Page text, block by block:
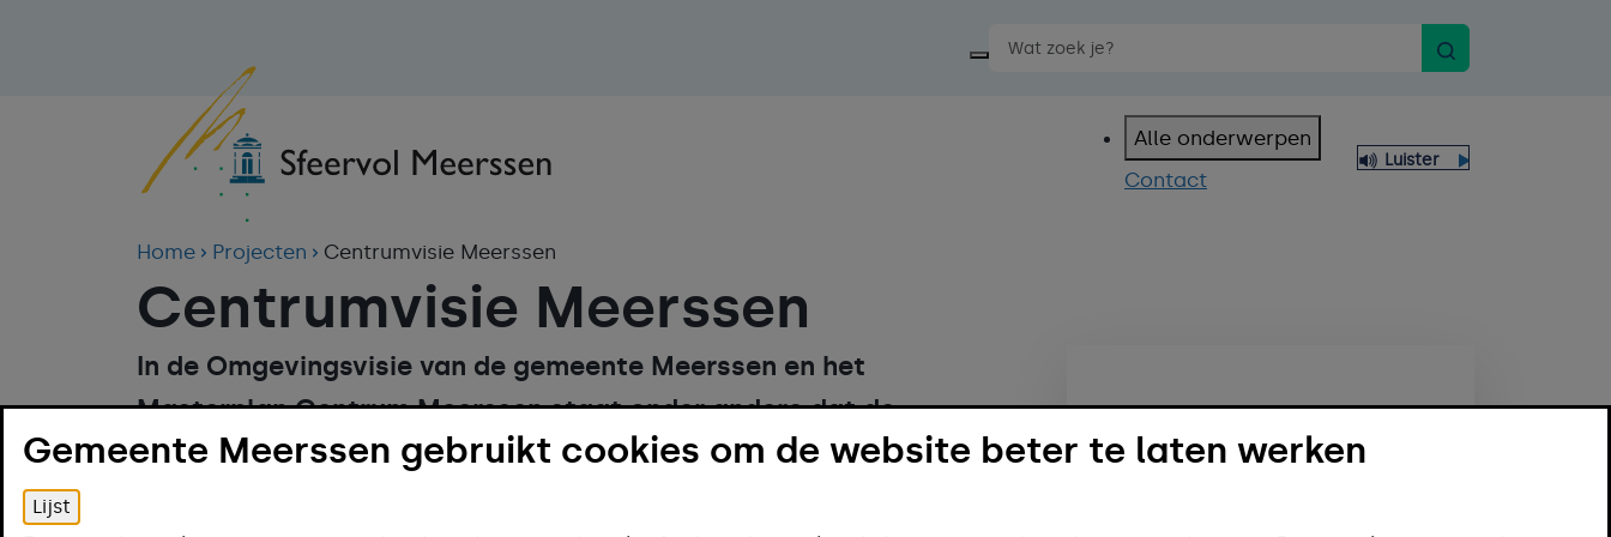
Zoeken
Alle onderwerpen
Contact
Luister
Home Projecten Centrumvisie Meerssen
Centrumvisie Meerssen
In de Omgevingsvisie van de gemeente Meerssen en het
Masterplan Centrum Meerssen staat onder andere dat de
gemeente het centrumgebied en kernwinkelgebied verder wil
Gemeente Meerssen gebruikt cookies om de website beter te laten werken
Lijst